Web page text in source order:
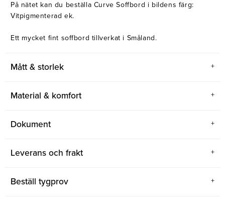
På nätet kan du beställa Curve Soffbord i bildens färg:
Vitpigmenterad ek.
Ett mycket fint soffbord tillverkat i Småland.
Mått & storlek
Material & komfort
Dokument
Leverans och frakt
Beställ tygprov